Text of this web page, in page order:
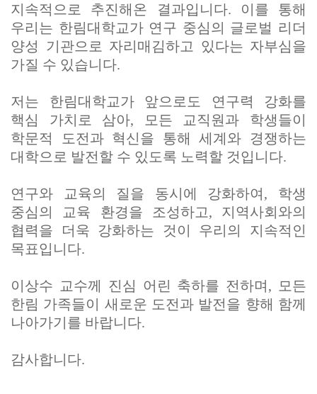
지속적으로 추진해온 결과입니다. 이를 통해
우리는 한림대학교가 연구 중심의 글로벌 리더
양성 기관으로 자리매김하고 있다는 자부심을
가질 수 있습니다.
저는 한림대학교가 앞으로도 연구력 강화를
핵심 가치로 삼아, 모든 교직원과 학생들이
학문적 도전과 혁신을 통해 세계와 경쟁하는
대학으로 발전할 수 있도록 노력할 것입니다.
연구와 교육의 질을 동시에 강화하여, 학생
중심의 교육 환경을 조성하고, 지역사회와의
협력을 더욱 강화하는 것이 우리의 지속적인
목표입니다.
이상수 교수께 진심 어린 축하를 전하며, 모든
한림 가족들이 새로운 도전과 발전을 향해 함께
나아가기를 바랍니다.
감사합니다.